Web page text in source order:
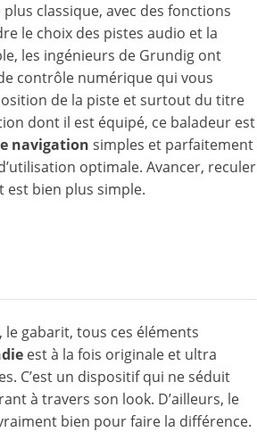
classique, avec des fonctions
le choix des pistes audio et la
les ingénieurs de Grundig ont
contrôle numérique qui vous
de la piste et surtout du titre
dont il est équipé, ce baladeur est
navigation simples et parfaitement
optimale. Avancer, reculer
est bien plus simple.
gabarit, tous ces éléments
est à la fois originale et ultra
C’est un dispositif qui ne séduit
à travers son look. D’ailleurs, le
bien pour faire la différence.